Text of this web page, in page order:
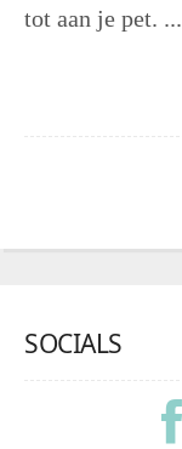
tot aan je pet. ...
SOCIALS